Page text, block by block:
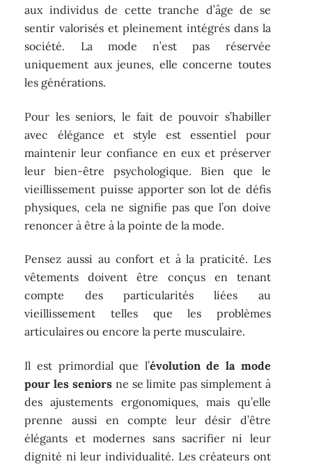
aux individus de cette tranche d’âge de se
sentir valorisés et pleinement intégrés dans la
société. La mode n’est pas réservée
uniquement aux jeunes, elle concerne toutes
les générations.
Pour les seniors, le fait de pouvoir s’habiller
avec élégance et style est essentiel pour
maintenir leur confiance en eux et préserver
leur bien-être psychologique. Bien que le
vieillissement puisse apporter son lot de défis
physiques, cela ne signifie pas que l’on doive
renoncer à être à la pointe de la mode.
Pensez aussi au confort et à la praticité. Les
vêtements doivent être conçus en tenant
compte des particularités liées au
vieillissement telles que les problèmes
articulaires ou encore la perte musculaire.
Il est primordial que l’évolution de la mode
pour les seniorsne se limite pas simplement à
des ajustements ergonomiques, mais qu’elle
prenne aussi en compte leur désir d’être
élégants et modernes sans sacrifier ni leur
dignité ni leur individualité. Les créateurs ont